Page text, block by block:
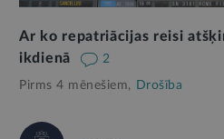
Ar ko repatriācijas reisi
ikdienā
2
Pirms 4 mēnešiem, Drošība